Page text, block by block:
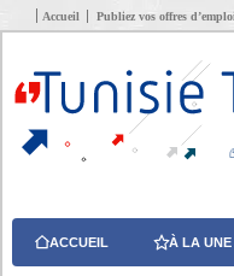
Accueil Publiez vos offres d’emploi
ACCUEIL À LA UNE